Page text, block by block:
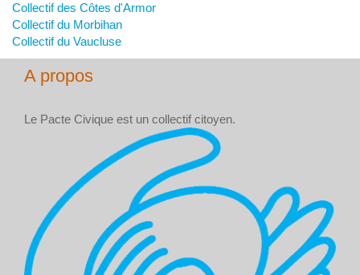
Collectif des Côtes d'Armor
Collectif du Morbihan
Collectif du Vaucluse
A propos
Le Pacte Civique est un collectif citoyen.